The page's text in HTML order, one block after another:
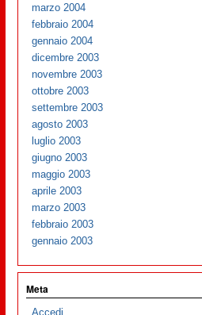
marzo 2004
febbraio 2004
gennaio 2004
dicembre 2003
novembre 2003
ottobre 2003
settembre 2003
agosto 2003
luglio 2003
giugno 2003
maggio 2003
aprile 2003
marzo 2003
febbraio 2003
gennaio 2003
Meta
Accedi